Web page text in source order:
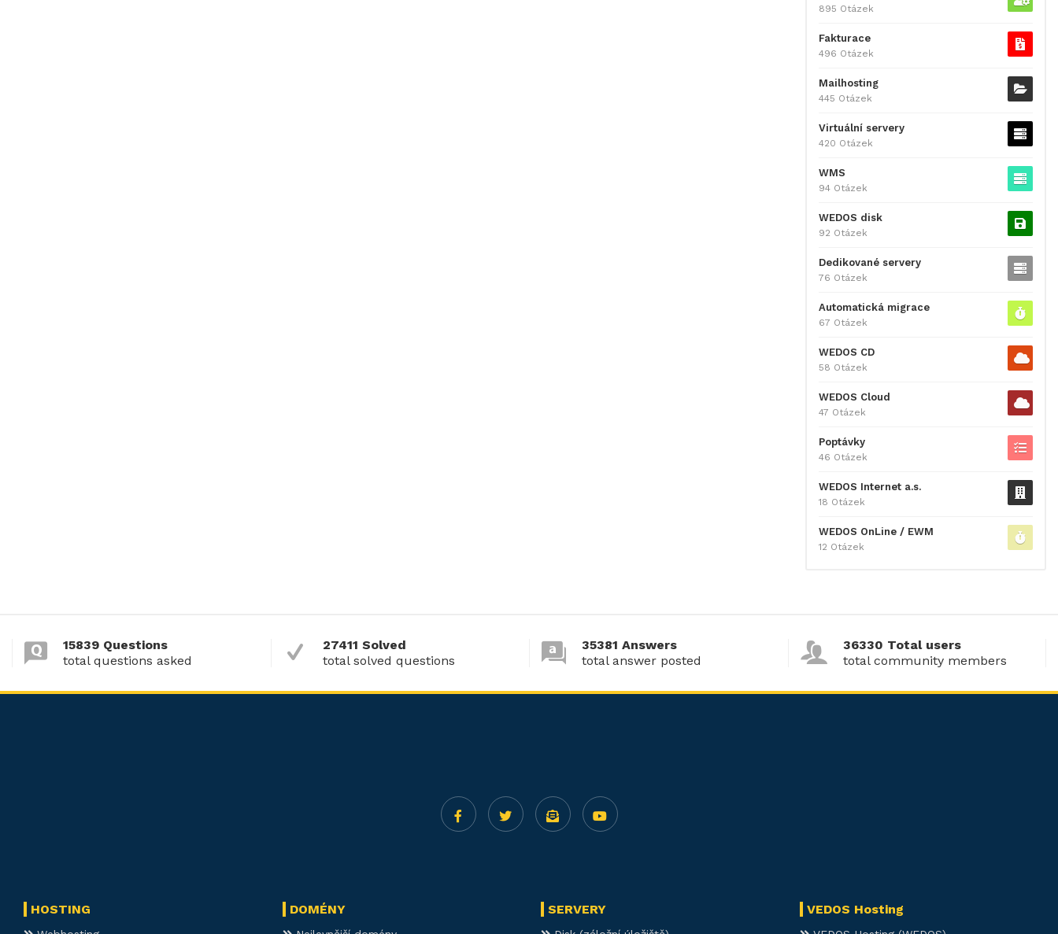
895 Otázek
Fakturace
496 Otázek
Mailhosting
445 Otázek
Virtuální servery
420 Otázek
WMS
94 Otázek
WEDOS disk
92 Otázek
Dedikované servery
76 Otázek
Automatická migrace
67 Otázek
WEDOS CD
58 Otázek
WEDOS Cloud
47 Otázek
Poptávky
46 Otázek
WEDOS Internet a.s.
18 Otázek
WEDOS OnLine / EWM
12 Otázek
15839 Questions
total questions asked
27411 Solved
total solved questions
35381 Answers
total answer posted
36330 Total users
total community members
HOSTING DOMÉNY SERVERY VEDOS Hosting